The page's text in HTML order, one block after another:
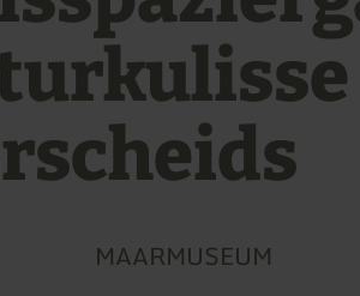
MAARMUSEUM